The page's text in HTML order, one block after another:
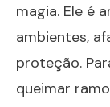
magia. Ele é
ambientes,
proteção.
queimar